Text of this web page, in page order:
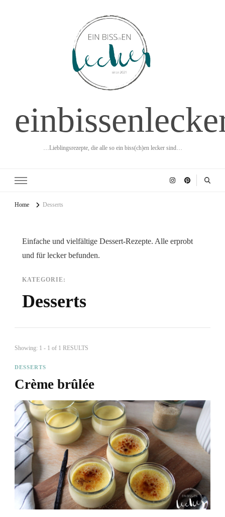
…Lieblingsrezepte, die alle so ein biss(ch)en lecker sind…
Home Desserts
Einfache und vielfältige Dessert-Rezepte. Alle erprobt
und für lecker befunden.
KATEGORIE:
Desserts
Showing: 1 - 1 of 1 RESULTS
DESSERTS
Crème brûlée